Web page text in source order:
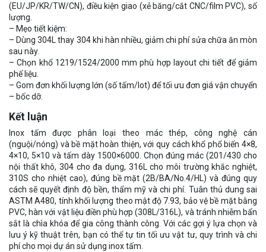
(EU/JP/KR/TW/CN), điều kiện giao (xẻ băng/cắt CNC/film PVC), số
lượng.
– Mẹo tiết kiệm:
– Dùng 304L thay 304 khi hàn nhiều, giảm chi phí sửa chữa ăn mòn
sau này.
– Chọn khổ 1219/1524/2000 mm phù hợp layout chi tiết để giảm
phế liệu.
– Gom đơn khối lượng lớn (số tấm/lot) để tối ưu đơn giá vận chuyển
– bốc dỡ.
Kết luận
Inox tấm được phân loại theo mác thép, công nghệ cán
(nguội/nóng) và bề mặt hoàn thiện, với quy cách khổ phổ biến 4×8,
4×10, 5×10 và tấm dày 1500×6000. Chọn đúng mác (201/430 cho
nội thất khô, 304 cho đa dụng, 316L cho môi trường khắc nghiệt,
310S cho nhiệt cao), đúng bề mặt (2B/BA/No.4/HL) và đúng quy
cách sẽ quyết định độ bền, thẩm mỹ và chi phí. Tuân thủ dung sai
ASTM A480, tính khối lượng theo mật độ 7.93, bảo vệ bề mặt bằng
PVC, hàn với vật liệu điền phù hợp (308L/316L), và tránh nhiễm bẩn
sắt là chìa khóa để gia công thành công. Với các gợi ý lựa chọn và
lưu ý kỹ thuật trên, bạn có thể tự tin tối ưu vật tư, quy trình và chi
phí cho mọi dự án sử dụng inox tấm.